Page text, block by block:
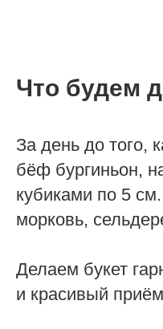
Что будем
За день до того,
бёф бургиньон,
кубиками по 5
морковь,
Делаем букет
и красивый